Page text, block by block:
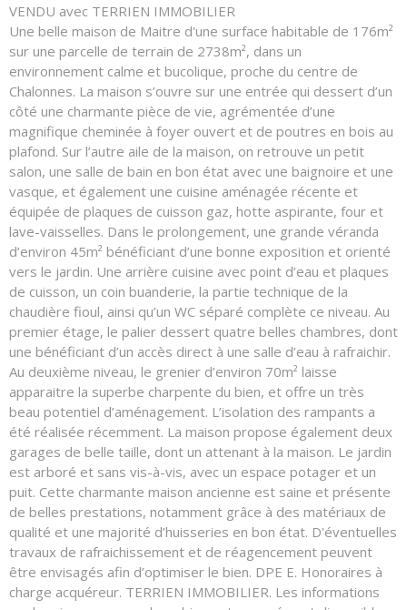
VENDU avec TERRIEN IMMOBILIER
Une belle maison de Maitre d'une surface habitable de 176m²
sur une parcelle de terrain de 2738m², dans un
environnement calme et bucolique, proche du centre de
Chalonnes. La maison s’ouvre sur une entrée qui dessert d’un
côté une charmante pièce de vie, agrémentée d’une
magnifique cheminée à foyer ouvert et de poutres en bois au
plafond. Sur l’autre aile de la maison, on retrouve un petit
salon, une salle de bain en bon état avec une baignoire et une
vasque, et également une cuisine aménagée récente et
équipée de plaques de cuisson gaz, hotte aspirante, four et
lave-vaisselles. Dans le prolongement, une grande véranda
d’environ 45m² bénéficiant d’une bonne exposition et orienté
vers le jardin. Une arrière cuisine avec point d’eau et plaques
de cuisson, un coin buanderie, la partie technique de la
chaudière fioul, ainsi qu’un WC séparé complète ce niveau. Au
premier étage, le palier dessert quatre belles chambres, dont
une bénéficiant d’un accès direct à une salle d’eau à rafraichir.
Au deuxième niveau, le grenier d’environ 70m² laisse
apparaitre la superbe charpente du bien, et offre un très
beau potentiel d’aménagement. L’isolation des rampants a
été réalisée récemment. La maison propose également deux
garages de belle taille, dont un attenant à la maison. Le jardin
est arboré et sans vis-à-vis, avec un espace potager et un
puit. Cette charmante maison ancienne est saine et présente
de belles prestations, notamment grâce à des matériaux de
qualité et une majorité d’huisseries en bon état. D'éventuelles
travaux de rafraichissement et de réagencement peuvent
être envisagés afin d’optimiser le bien. DPE E. Honoraires à
charge acquéreur. TERRIEN IMMOBILIER. Les informations